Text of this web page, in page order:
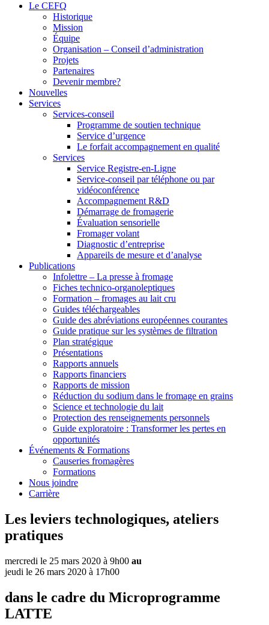
Le CEFQ
Historique
Mission
Équipe
Organisation – Conseil d’administration
Projets
Partenaires
Devenir membre?
Nouvelles
Services
Services-conseil
Programme de soutien technique
Service d’urgence
Le forfait accompagnement en qualité
Services
Service Registre-en-Ligne
Service-conseil par téléphone ou par
vidéoconférence
Accompagnement R&D
Démarrage de fromagerie
Évaluation sensorielle
Fromager volant
Diagnostic d’entreprise
Appareils de mesure et d’analyse
Publications
Infolettre – La presse à fromage
Fiches technico-organoleptiques
Formation – fromages au lait cru
Guides téléchargeables
Guide des abréviations européennes courantes
Guide pratique sur les systèmes de filtration
Plan stratégique
Présentations
Rapports annuels
Rapports financiers
Rapports de mission
Réduction du sodium dans le fromage en grains
Science et technologie du lait
Protection des renseignements personnels
Guide exploratoire : Transformer les pertes en
opportunités
Événements & Formations
Causeries fromagères
Formations
Nous joindre
Carrière
Les leviers technologiques, ateliers
pratiques
mercredi le 25 mars 2020 à 9h00 au
jeudi le 26 mars 2020 à 17h00
dans le cadre du Microprogramme
LATTE